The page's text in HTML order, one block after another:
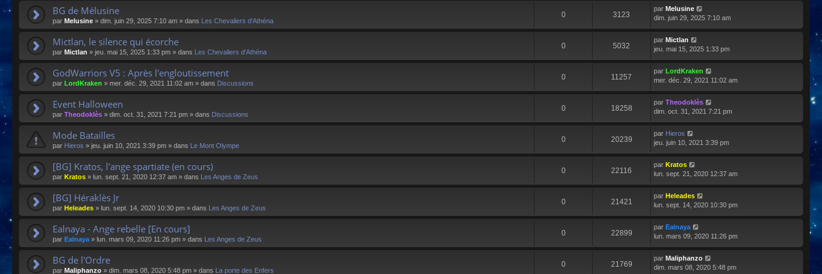
BG de Mélusine
par Melusine » dim. juin 29, 2025 7:10 am » dans Les Chevaliers d'Athéna
0 3123
par Melusine
dim. juin 29, 2025 7:10 am
Mictlan, le silence qui écorche
par Mictlan » jeu. mai 15, 2025 1:33 pm » dans Les Chevaliers d'Athéna
0 5032
par Mictlan
jeu. mai 15, 2025 1:33 pm
GodWarriors V5 : Après l'engloutissement
par LordKraken » mer. déc. 29, 2021 11:02 am » dans Discussions
0 11257
par LordKraken
mer. déc. 29, 2021 11:02 am
Event Halloween
par Theodoklès » dim. oct. 31, 2021 7:21 pm » dans Discussions
0 18258
par Theodoklès
dim. oct. 31, 2021 7:21 pm
Mode Batailles
par Hieros » jeu. juin 10, 2021 3:39 pm » dans Le Mont Olympe
0 20239
par Hieros
jeu. juin 10, 2021 3:39 pm
[BG] Kratos, l'ange spartiate (en cours)
par Kratos » lun. sept. 21, 2020 12:37 am » dans Les Anges de Zeus
0 22116
par Kratos
lun. sept. 21, 2020 12:37 am
[BG] Héraklès Jr
par Heleades » lun. sept. 14, 2020 10:30 pm » dans Les Anges de Zeus
0 21421
par Heleades
lun. sept. 14, 2020 10:30 pm
Ealnaya - Ange rebelle [En cours]
par Ealnaya» lun. mars 09, 2020 11:26 pm » dans Les Anges de Zeus
0 22899
par Ealnaya
lun. mars 09, 2020 11:26 pm
BG de l'Ordre
par Maliphanzo » dim. mars 08, 2020 5:48 pm » dans La porte des Enfers
0 21769
par Maliphanzo
dim. mars 08, 2020 5:48 pm